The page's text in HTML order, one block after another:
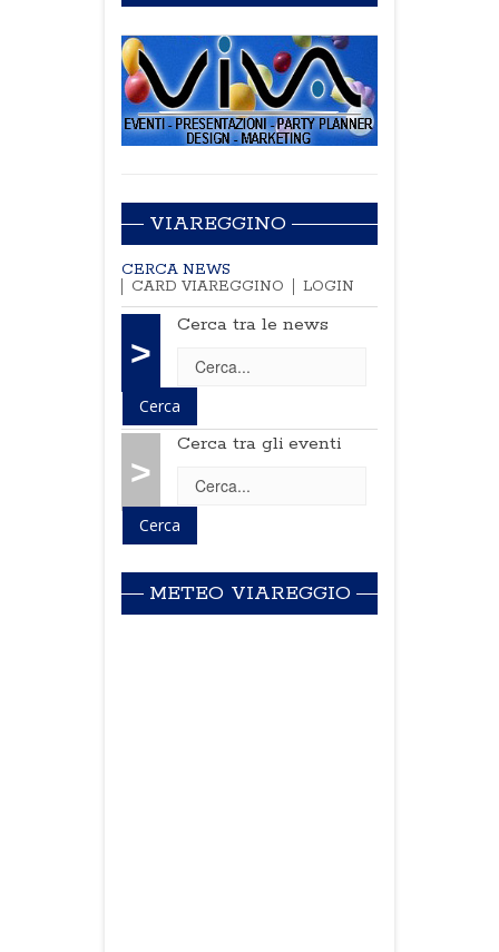
VIAREGGINO
CERCA NEWS
CARD VIAREGGINO
LOGIN
>
Cerca tra le news
>
Cerca tra gli eventi
METEO VIAREGGIO